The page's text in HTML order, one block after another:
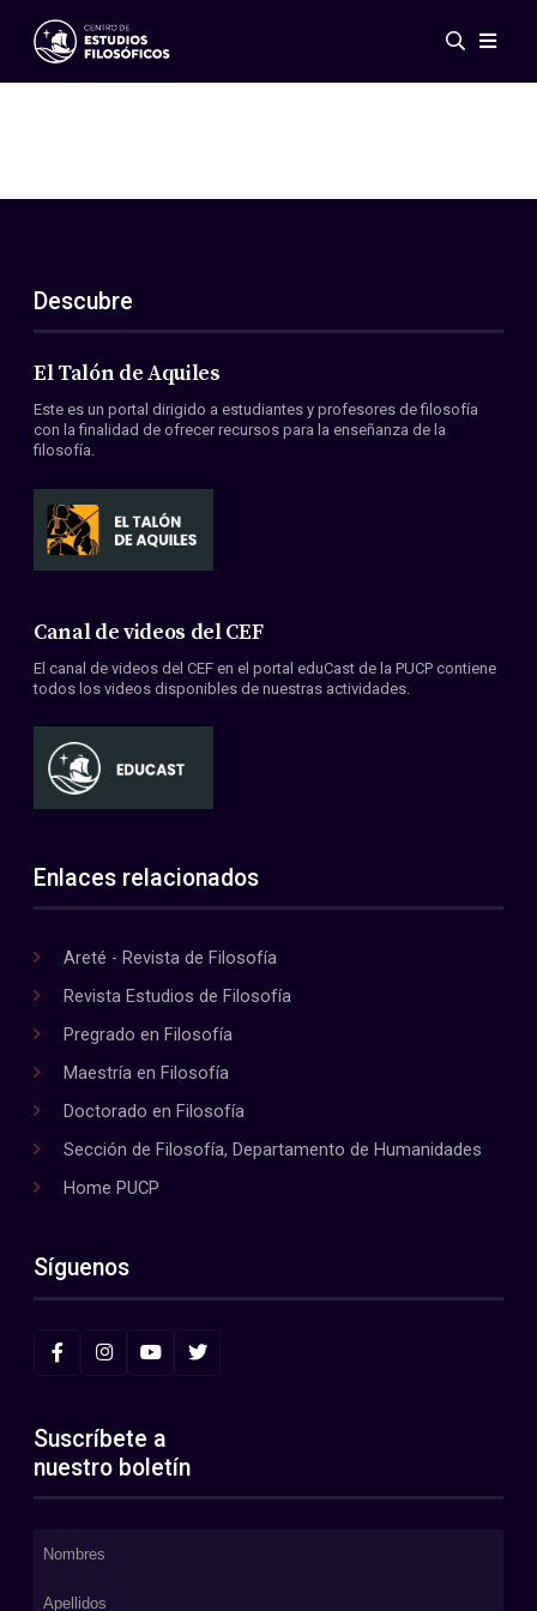
Eventos
ES
EN
Acerca de nosotros
Miembros
Convenios
Descubre
El Talón de Aquiles
Este es un portal dirigido a estudiantes y profesores de filosofía
con la finalidad de ofrecer recursos para la enseñanza de la
filosofía.
Canal de videos del CEF
El canal de videos del CEF en el portal eduCast de la PUCP contiene
todos los videos disponibles de nuestras actividades.
Enlaces relacionados
Areté - Revista de Filosofía
Revista Estudios de Filosofía
Pregrado en Filosofía
Maestría en Filosofía
Doctorado en Filosofía
Sección de Filosofía, Departamento de Humanidades
Home PUCP
Síguenos
Suscríbete a
nuestro boletín